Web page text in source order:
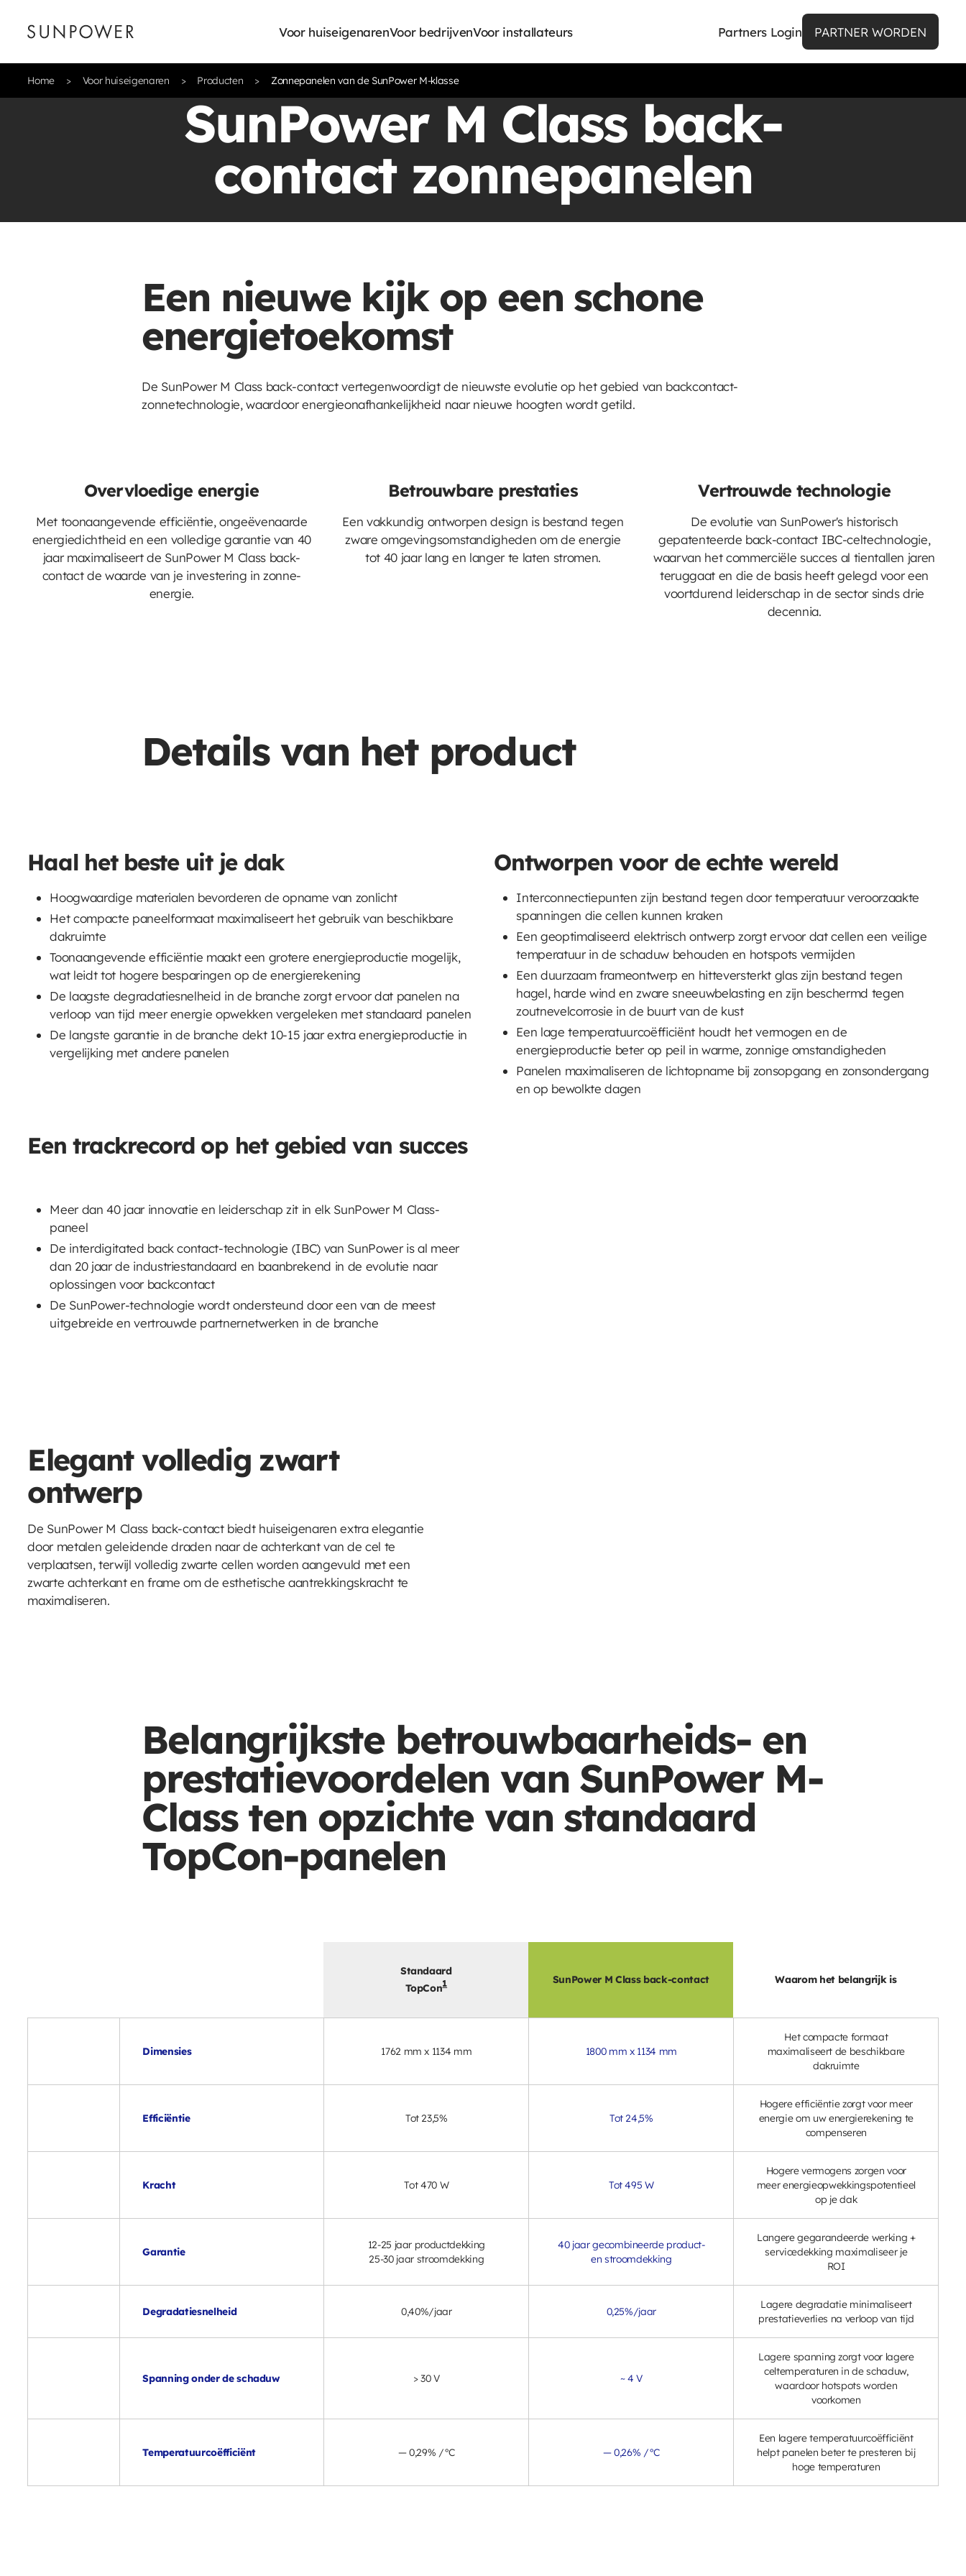
Voor huiseigenarenVoor bedrijvenVoor installateurs Partners Login PARTNER WORDEN
Home Voor huiseigenaren Producten Zonnepanelen van de SunPower M-klasse
SunPower M Class back-
contact zonnepanelen
Een nieuwe kijk op een schone
energietoekomst
De SunPower M Class back-contact vertegenwoordigt de nieuwste evolutie op het gebied van backcontact-
zonnetechnologie, waardoor energieonafhankelijkheid naar nieuwe hoogten wordt getild.
Overvloedige energie
Met toonaangevende efficiëntie, ongeëvenaarde
energiedichtheid en een volledige garantie van 40
jaar maximaliseert de SunPower M Class back-
contact de waarde van je investering in zonne-
energie.
Betrouwbare prestaties
Een vakkundig ontworpen design is bestand tegen
zware omgevingsomstandigheden om de energie
tot 40 jaar lang en langer te laten stromen.
Vertrouwde technologie
De evolutie van SunPower's historisch
gepatenteerde back-contact IBC-celtechnologie,
waarvan het commerciële succes al tientallen jaren
teruggaat en die de basis heeft gelegd voor een
voortdurend leiderschap in de sector sinds drie
decennia.
Details van het product
Haal het beste uit je dak
Hoogwaardige materialen bevorderen de opname van zonlicht
Het compacte paneelformaat maximaliseert het gebruik van beschikbare
dakruimte
Toonaangevende efficiëntie maakt een grotere energieproductie mogelijk,
wat leidt tot hogere besparingen op de energierekening
De laagste degradatiesnelheid in de branche zorgt ervoor dat panelen na
verloop van tijd meer energie opwekken vergeleken met standaard panelen
De langste garantie in de branche dekt 10-15 jaar extra energieproductie in
vergelijking met andere panelen
Ontworpen voor de echte wereld
Interconnectiepunten zijn bestand tegen door temperatuur veroorzaakte
spanningen die cellen kunnen kraken
Een geoptimaliseerd elektrisch ontwerp zorgt ervoor dat cellen een veilige
temperatuur in de schaduw behouden en hotspots vermijden
Een duurzaam frameontwerp en hitteversterkt glas zijn bestand tegen
hagel, harde wind en zware sneeuwbelasting en zijn beschermd tegen
zoutnevelcorrosie in de buurt van de kust
Een lage temperatuurcoëfficiënt houdt het vermogen en de
energieproductie beter op peil in warme, zonnige omstandigheden
Panelen maximaliseren de lichtopname bij zonsopgang en zonsondergang
en op bewolkte dagen
Een trackrecord op het gebied van succes
Meer dan 40 jaar innovatie en leiderschap zit in elk SunPower M Class-
paneel
De interdigitated back contact-technologie (IBC) van SunPower is al meer
dan 20 jaar de industriestandaard en baanbrekend in de evolutie naar
oplossingen voor backcontact
De SunPower-technologie wordt ondersteund door een van de meest
uitgebreide en vertrouwde partnernetwerken in de branche
Elegant volledig zwart
ontwerp
De SunPower M Class back-contact biedt huiseigenaren extra elegantie
door metalen geleidende draden naar de achterkant van de cel te
verplaatsen, terwijl volledig zwarte cellen worden aangevuld met een
zwarte achterkant en frame om de esthetische aantrekkingskracht te
maximaliseren.
Belangrijkste betrouwbaarheids- en
prestatievoordelen van SunPower M-
Class ten opzichte van standaard
TopCon-panelen
Standaard
TopCon1 SunPower M Class back-contact Waarom het belangrijk is
Dimensies 1762 mm x 1134 mm 1800 mm x 1134 mm
Het compacte formaat
maximaliseert de beschikbare
dakruimte
Efficiëntie Tot 23,5% Tot 24,5%
Hogere efficiëntie zorgt voor meer
energie om uw energierekening te
compenseren
Kracht Tot 470 W Tot 495 W
Hogere vermogens zorgen voor
meer energieopwekkingspotentieel
op je dak
Garantie
12-25 jaar productdekking
25-30 jaar stroomdekking
40 jaar gecombineerde product-
en stroomdekking
Langere gegarandeerde werking +
servicedekking maximaliseer je
ROI
Degradatiesnelheid 0,40%/jaar 0,25%/jaar
Lagere degradatie minimaliseert
prestatieverlies na verloop van tijd
Spanning onder de schaduw > 30 V ~ 4 V
Lagere spanning zorgt voor lagere
celtemperaturen in de schaduw,
waardoor hotspots worden
voorkomen
Temperatuurcoëfficiënt — 0,29% /°C — 0,26% /°C
Een lagere temperatuurcoëfficiënt
helpt panelen beter te presteren bij
hoge temperaturen